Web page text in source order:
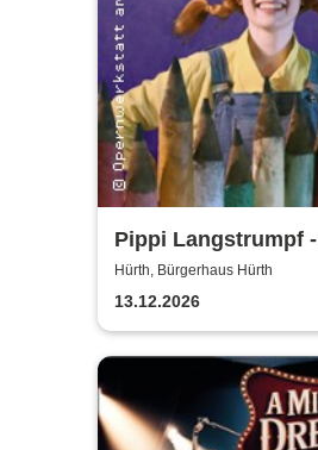
Pippi Langstrumpf -
Bürgerhaus Hürth
Hürth, Bürgerhaus Hürth
13.12.2026